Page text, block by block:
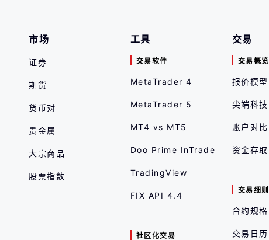
市场
证劵
期货
货币对
贵金属
大宗商品
股票指数
工具
交易软件
MetaTrader 4
MetaTrader 5
MT4 vs MT5
Doo Prime InTrade
TradingView
FIX API 4.4
社区化交易
交易
交易概览
报价模型
尖端科技
账户对比
资金存取
交易细则
合约规格
交易日历